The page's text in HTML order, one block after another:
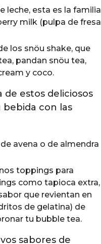
leche, esta es la familia
milk (pulpa de fresa
los snöu shake, que
pandan snöu tea,
y coco.
de estos deliciosos
bebida con las
avena o de almendra
toppings para
como tapioca extra,
que revientan en
de gelatina) de
tu bubble tea.
sabores de